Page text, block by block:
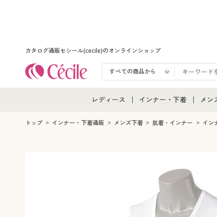
カタログ通販セシール(cecile)のオンラインショップ
レディース
レディース通販すべて
インナー・下着
インナー・下着通販すべ
メンズ下着
ジュニア・ティーンズ下
メン
メ
トップ インナー・下着通販 メンズ下着 肌着・インナー イン